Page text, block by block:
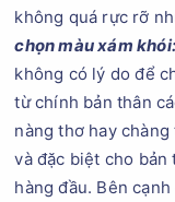
không quá rực rỡ
chọn màu xám khói:
không có lý do để
từ chính bản thân
nàng thơ hay
và đặc biệt cho bản
hàng đầu. Bên